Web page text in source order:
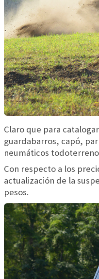
Claro que para
guardabarros, capó,
neumáticos
Con respecto a los
actualización de la
pesos.